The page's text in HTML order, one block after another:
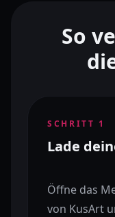
So
SCHRITT 1
Lade
Öffne das
von KusArt